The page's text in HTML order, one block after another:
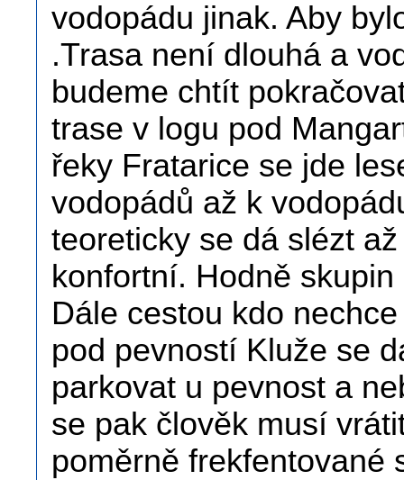
vodopádu jinak. Aby
.Trasa není dlouhá a
budeme chtít
trase v logu pod
řeky Fratarice se jde
vodopádů až k
teoreticky se dá slézt
konfortní. Hodně
Dále cestou kdo
pod pevností Kluže se
parkovat u pevnost a
se pak člověk musí
poměrně frekfentované